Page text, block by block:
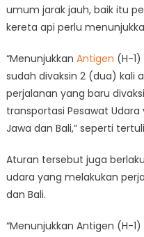
umum jarak jauh, baik itu
kereta api perlu
“Menunjukkan Antigen (H-
sudah divaksin 2 (dua) kali
perjalanan yang baru
transportasi Pesawat
Jawa dan Bali,” seperti
Aturan tersebut juga
udara yang melakukan
dan Bali.
“Menunjukkan Antigen (H-